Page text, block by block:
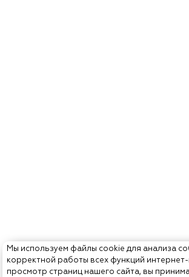
Мы используем файлы cookie для анализа
корректной работы всех функций
просмотр страниц нашего сайта, вы